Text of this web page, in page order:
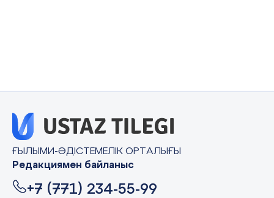
ҒЫЛЫМИ-ӘДІСТЕМЕЛІК ОРТАЛЫҒЫ
Редакциямен байланыс
+7 (771) 234-55-99